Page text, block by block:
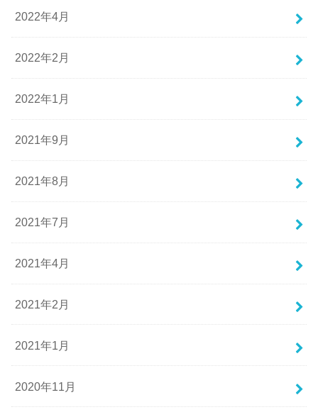
2022年4月
2022年2月
2022年1月
2021年9月
2021年8月
2021年7月
2021年4月
2021年2月
2021年1月
2020年11月